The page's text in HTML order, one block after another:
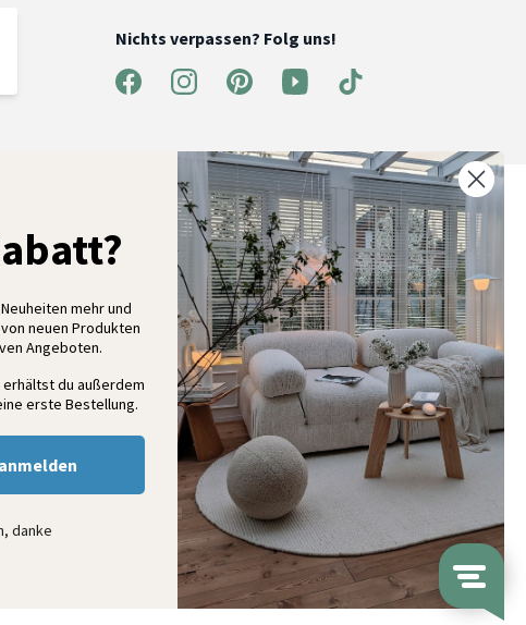
Nichts verpassen? Folg uns!
5% Rabatt auf deine erste Bestellung
Melde dich für unseren Newsletter an und entdecke neue
Kollektionen, Angebote und Wohnideen als Erstes
Anmelden
mehr und
neuen Produkten
Angeboten.
erhältst du außerdem
erste Bestellung.
danke